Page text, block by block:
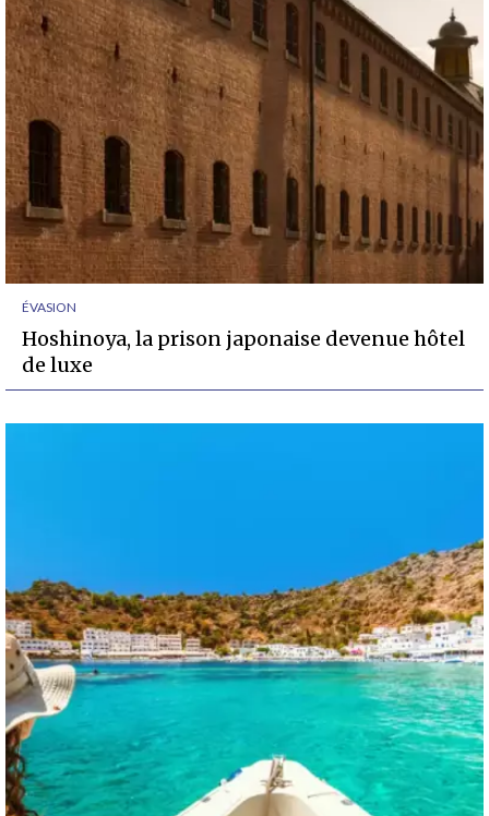
ÉVASION
Hoshinoya, la prison japonaise devenue hôtel
de luxe